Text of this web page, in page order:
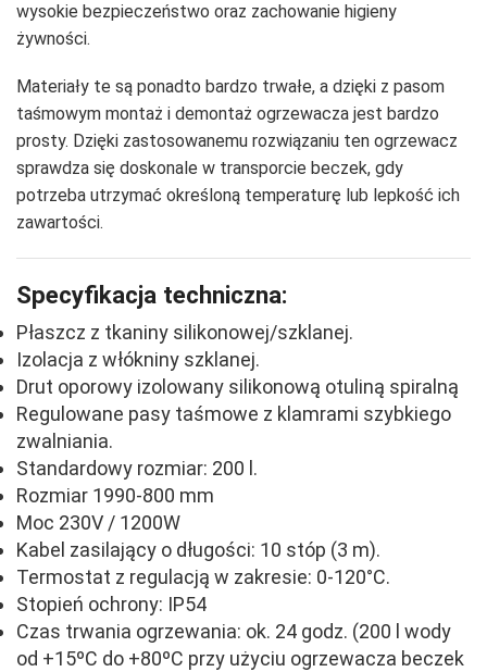
wysokie bezpieczeństwo oraz zachowanie higieny
żywności.
Materiały te są ponadto bardzo trwałe, a dzięki z pasom
taśmowym montaż i demontaż ogrzewacza jest bardzo
prosty. Dzięki zastosowanemu rozwiązaniu ten ogrzewacz
sprawdza się doskonale w transporcie beczek, gdy
potrzeba utrzymać określoną temperaturę lub lepkość ich
zawartości.
Specyfikacja techniczna:
Płaszcz z tkaniny silikonowej/szklanej.
Izolacja z włókniny szklanej.
Drut oporowy izolowany silikonową otuliną spiralną
Regulowane pasy taśmowe z klamrami szybkiego
zwalniania.
Standardowy rozmiar: 200 l.
Rozmiar 1990-800 mm
Moc 230V / 1200W
Kabel zasilający o długości: 10 stóp (3 m).
Termostat z regulacją w zakresie: 0-120°C.
Stopień ochrony: IP54
Czas trwania ogrzewania: ok. 24 godz. (200 l wody
od +15ºC do +80ºC przy użyciu ogrzewacza beczek